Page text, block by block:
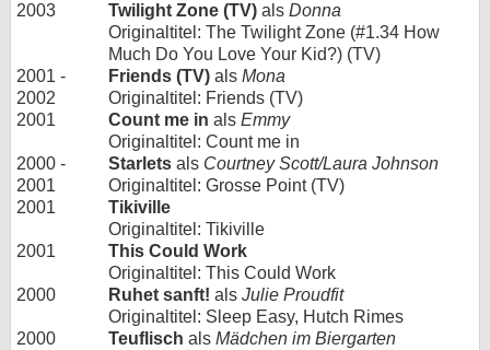
2003
Twilight Zone (TV) als Donna
Originaltitel: The Twilight Zone (#1.34 How
Much Do You Love Your Kid?) (TV)
2001 -
2002
Friends (TV) als Mona
Originaltitel: Friends (TV)
2001
Count me in als Emmy
Originaltitel: Count me in
2000 -
2001
Starlets als Courtney Scott/Laura Johnson
Originaltitel: Grosse Point (TV)
2001
Tikiville
Originaltitel: Tikiville
2001
This Could Work
Originaltitel: This Could Work
2000
Ruhet sanft! als Julie Proudfit
Originaltitel: Sleep Easy, Hutch Rimes
2000
Teuflisch als Mädchen im Biergarten